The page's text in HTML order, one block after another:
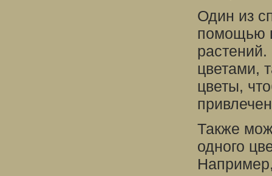
Один из
помощью
цветами,
цветы,
Также
одного